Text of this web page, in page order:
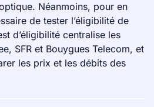
Néanmoins, pour en
de tester l’éligibilité de
d’éligibilité centralise les
SFR et Bouygues Telecom, et
les prix et les débits des